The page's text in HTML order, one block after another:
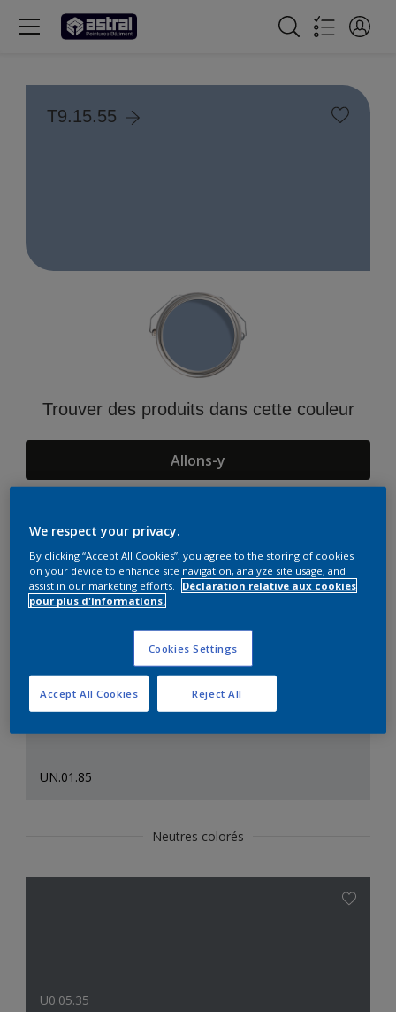
T9.15.55
Trouver des produits dans cette couleur
Allons-y
Suggestions d'Harmonies
UN.01.85
Neutres colorés
U0.05.35
We respect your privacy.
By clicking “Accept All Cookies”, you agree to the storing of cookies
on your device to enhance site navigation, analyze site usage, and
assist in our marketing efforts.
Déclaration relative aux cookies
pour plus d'informations.
Cookies Settings
Reject All
Accept All Cookies